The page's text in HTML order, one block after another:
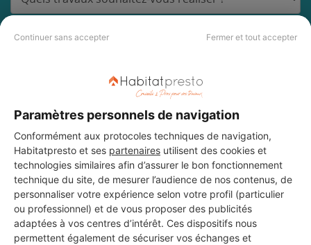
Continuer sans accepter Fermer et tout accepter
Paramètres personnels de navigation
Conformément aux protocoles techniques de navigation,
Habitatpresto et ses partenaires utilisent des cookies et
technologies similaires afin d’assurer le bon fonctionnement
technique du site, de mesurer l’audience de nos contenus, de
personnaliser votre expérience selon votre profil (particulier
ou professionnel) et de vous proposer des publicités
adaptées à vos centres d’intérêt. Ces dispositifs nous
permettent également de sécuriser vos échanges et